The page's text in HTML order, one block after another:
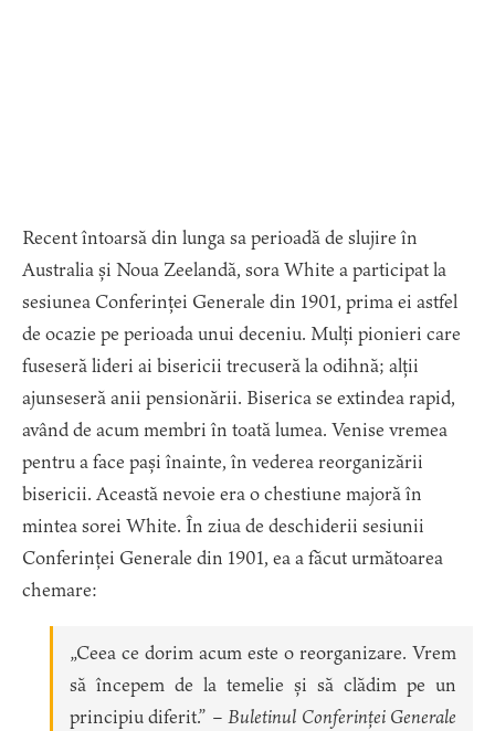
Recent întoarsă din lunga sa perioadă de slujire în
Australia și Noua Zeelandă, sora White a participat la
sesiunea Conferinței Generale din 1901, prima ei astfel
de ocazie pe perioada unui deceniu. Mulți pionieri care
fuseseră lideri ai bisericii trecuseră la odihnă; alții
ajunseseră anii pensionării. Biserica se extindea rapid,
având de acum membri în toată lumea. Venise vremea
pentru a face pași înainte, în vederea reorganizării
bisericii. Această nevoie era o chestiune majoră în
mintea sorei White. În ziua de deschiderii sesiunii
Conferinței Generale din 1901, ea a făcut următoarea
chemare:
„Ceea ce dorim acum este o reorganizare. Vrem
să începem de la temelie și să clădim pe un
principiu diferit.” –Buletinul Conferinței Generale